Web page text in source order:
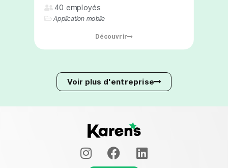
40 employés
Application mobile
Découvrir
Voir plus d'entreprise